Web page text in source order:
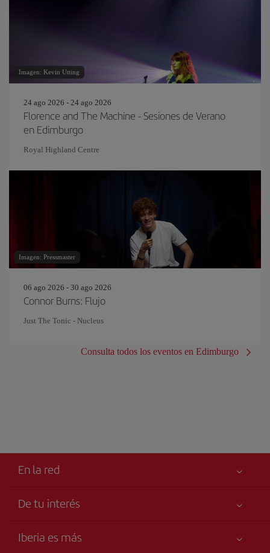
Imagen: Kevin Utting
24 ago 2026 - 24 ago 2026
Florence and The Machine - Sesiones de Verano
en Edimburgo
Royal Highland Centre
Imagen: Pressmaster
06 ago 2026 - 30 ago 2026
Connor Burns: Flujo
Just The Tonic - Nucleus
Consulta todos los eventos en Edimburgo
En la red
De tu interés
Tu seguridad es lo primero
Iberia es más